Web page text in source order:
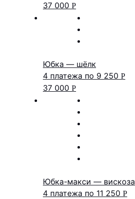
37 000 Р
Юбка — шёлк
4 платежа по 9 250 Р
37 000 Р
Юбка-макси — вискоза
4 платежа по 11 250 Р